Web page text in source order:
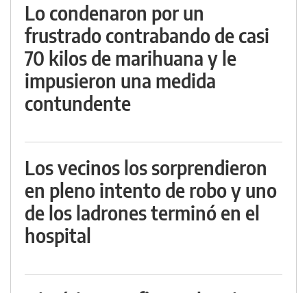
Lo condenaron por un
frustrado contrabando de casi
70 kilos de marihuana y le
impusieron una medida
contundente
Los vecinos los sorprendieron
en pleno intento de robo y uno
de los ladrones terminó en el
hospital